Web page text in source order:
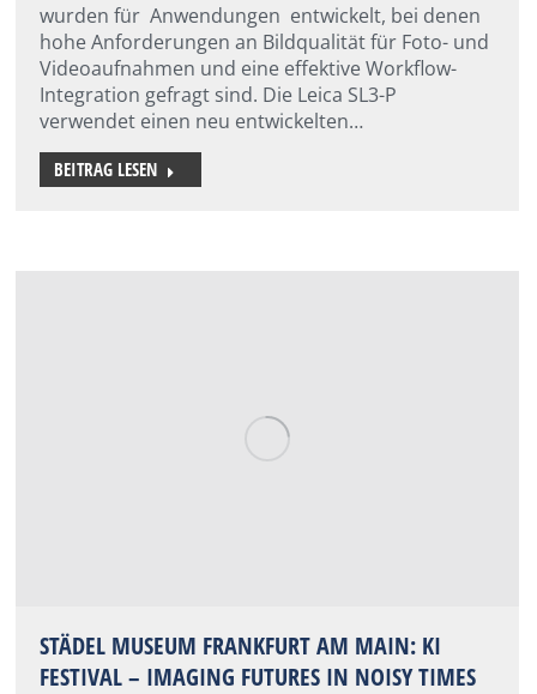
wurden für Anwendungen entwickelt, bei denen
hohe Anforderungen an Bildqualität für Foto- und
Videoaufnahmen und eine effektive Workflow-
Integration gefragt sind. Die Leica SL3-P
verwendet einen neu entwickelten…
BEITRAG LESEN
STÄDEL MUSEUM FRANKFURT AM MAIN: KI
FESTIVAL – IMAGING FUTURES IN NOISY TIMES